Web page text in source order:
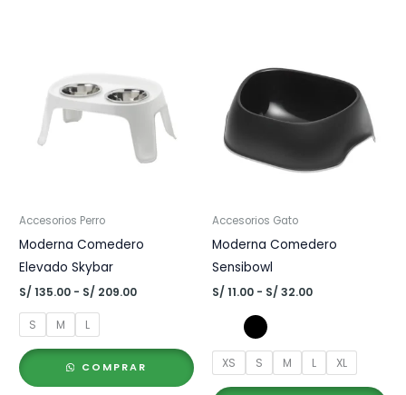
Accesorios Perro
Moderna Comedero
Elevado Skybar
S/ 135.00 - S/ 209.00Rango
S/ 135.00
hasta
S/ 209.00
S M L
COMPRAR
Accesorios Gato
Moderna Comedero
Sensibowl
S/ 11.00 - S/ 32.00Rango
S/ 11.00
hasta
S/ 32.00
XS S M L XL